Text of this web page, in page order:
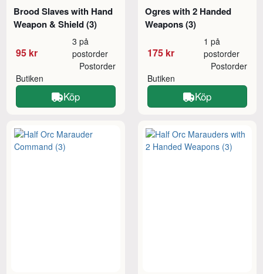
Brood Slaves with Hand
Weapon & Shield (3)
95 kr
3 på
postorder
Butiken
Postorder
Köp
Ogres with 2 Handed
Weapons (3)
175 kr
1 på
postorder
Butiken
Postorder
Köp